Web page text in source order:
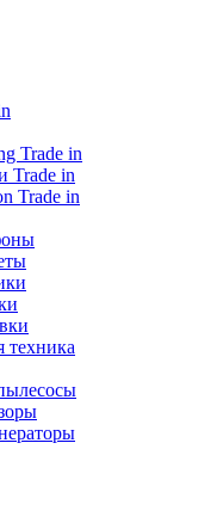
Trade in
Trade in
Trade in
техника